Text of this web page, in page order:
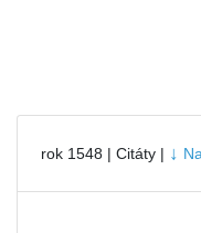
rok 1548 | Citáty | ↓